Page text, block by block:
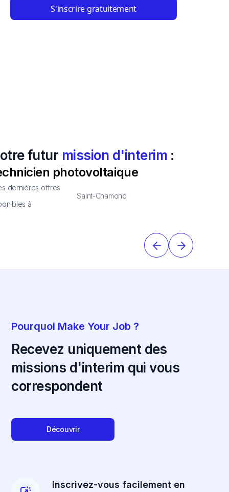
S'inscrire gratuitement
futur mission d'interim :
photovoltaique
dernières offres
à
Saint-Chamond
Pourquoi Make Your Job ?
Recevez uniquement des
missions d'interim qui vous
correspondent
Découvrir
Inscrivez-vous facilement en